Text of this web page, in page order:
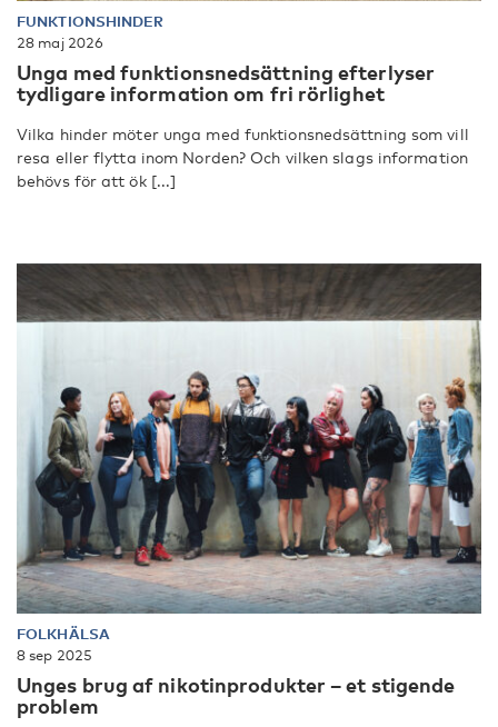
FUNKTIONSHINDER
28 maj 2026
Unga med funktionsnedsättning efterlyser
tydligare information om fri rörlighet
Vilka hinder möter unga med funktionsnedsättning som vill
resa eller flytta inom Norden? Och vilken slags information
behövs för att ök [...]
FOLKHÄLSA
8 sep 2025
Unges brug af nikotinprodukter – et stigende
problem